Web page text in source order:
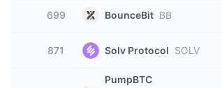
699 BounceBit BB
871 Solv Protocol SOLV
PumpBTC